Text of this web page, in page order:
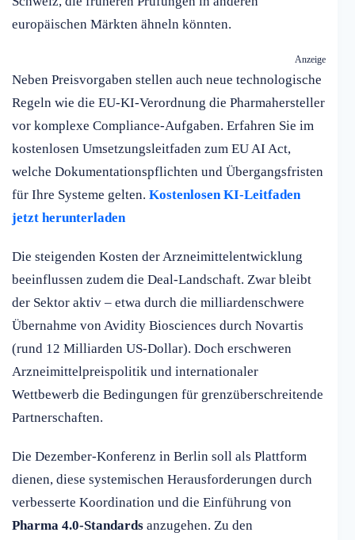
europäischen Märkten ähneln könnten.
Anzeige
Neben Preisvorgaben stellen auch neue technologische
Regeln wie die EU-KI-Verordnung die Pharmahersteller
vor komplexe Compliance-Aufgaben. Erfahren Sie im
kostenlosen Umsetzungsleitfaden zum EU AI Act,
welche Dokumentationspflichten und Übergangsfristen
für Ihre Systeme gelten. Kostenlosen KI-Leitfaden
jetzt herunterladen
Die steigenden Kosten der Arzneimittelentwicklung
beeinflussen zudem die Deal-Landschaft. Zwar bleibt
der Sektor aktiv – etwa durch die milliardenschwere
Übernahme von Avidity Biosciences durch Novartis
(rund 12 Milliarden US-Dollar). Doch erschweren
Arzneimittelpreispolitik und internationaler
Wettbewerb die Bedingungen für grenzüberschreitende
Partnerschaften.
Die Dezember-Konferenz in Berlin soll als Plattform
dienen, diese systemischen Herausforderungen durch
verbesserte Koordination und die Einführung von
Pharma 4.0-Standards anzugehen. Zu den